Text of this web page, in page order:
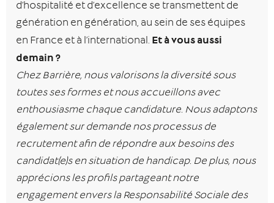
d’hospitalité et d’excellence se transmettent de
génération en génération, au sein de ses équipes
en France et à l’international. Et à vous aussi
demain ?
Chez Barrière, nous valorisons la diversité sous
toutes ses formes et nous accueillons avec
enthousiasme chaque candidature. Nous adaptons
également sur demande nos processus de
recrutement afin de répondre aux besoins des
candidat(e)s en situation de handicap. De plus, nous
apprécions les profils partageant notre
engagement envers la Responsabilité Sociale des